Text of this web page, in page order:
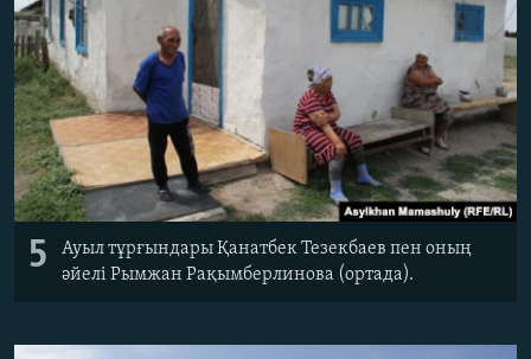
5
Ауыл тұрғындары Қанатбек Тезекбаев пен оның
әйелі Рымжан Рақымберлинова (ортада).